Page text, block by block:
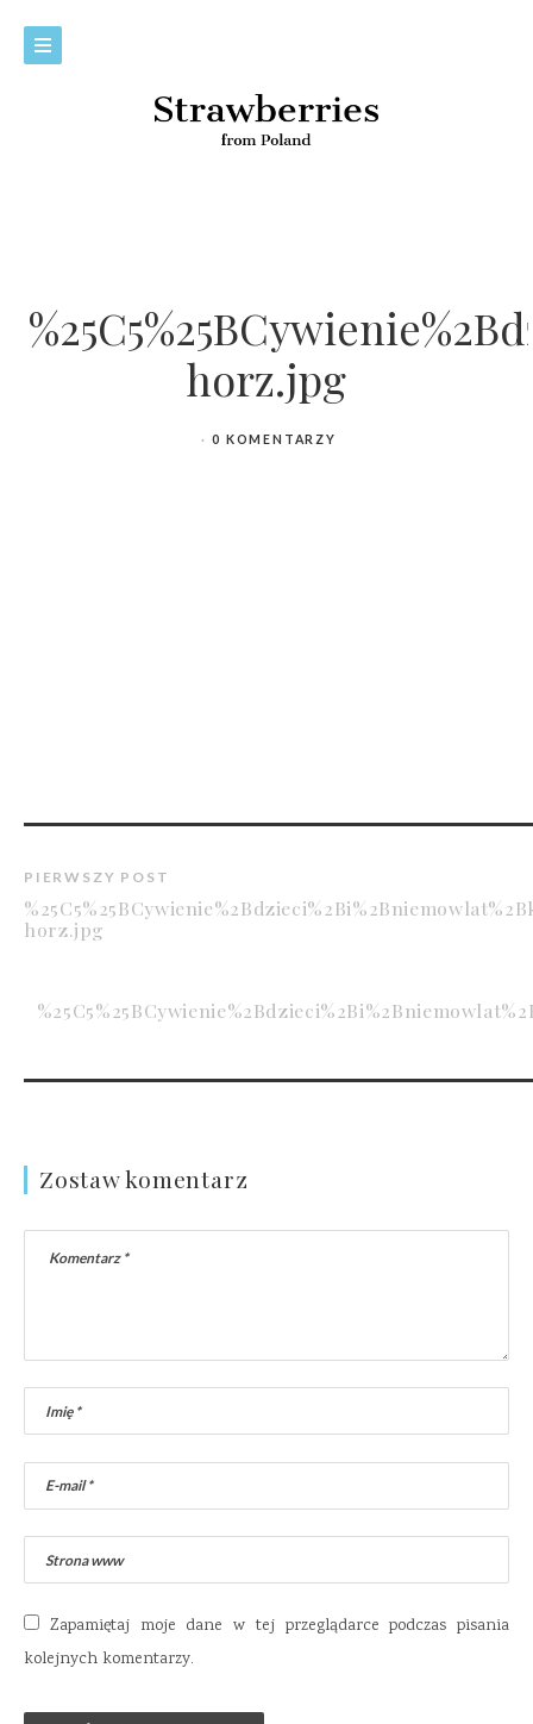
horz.jpg
0 KOMENTARZY
PIERWSZY POST
horz.jpg
Zostaw komentarz
Zapamiętaj moje dane w tej przeglądarce podczas pisania
kolejnych komentarzy.